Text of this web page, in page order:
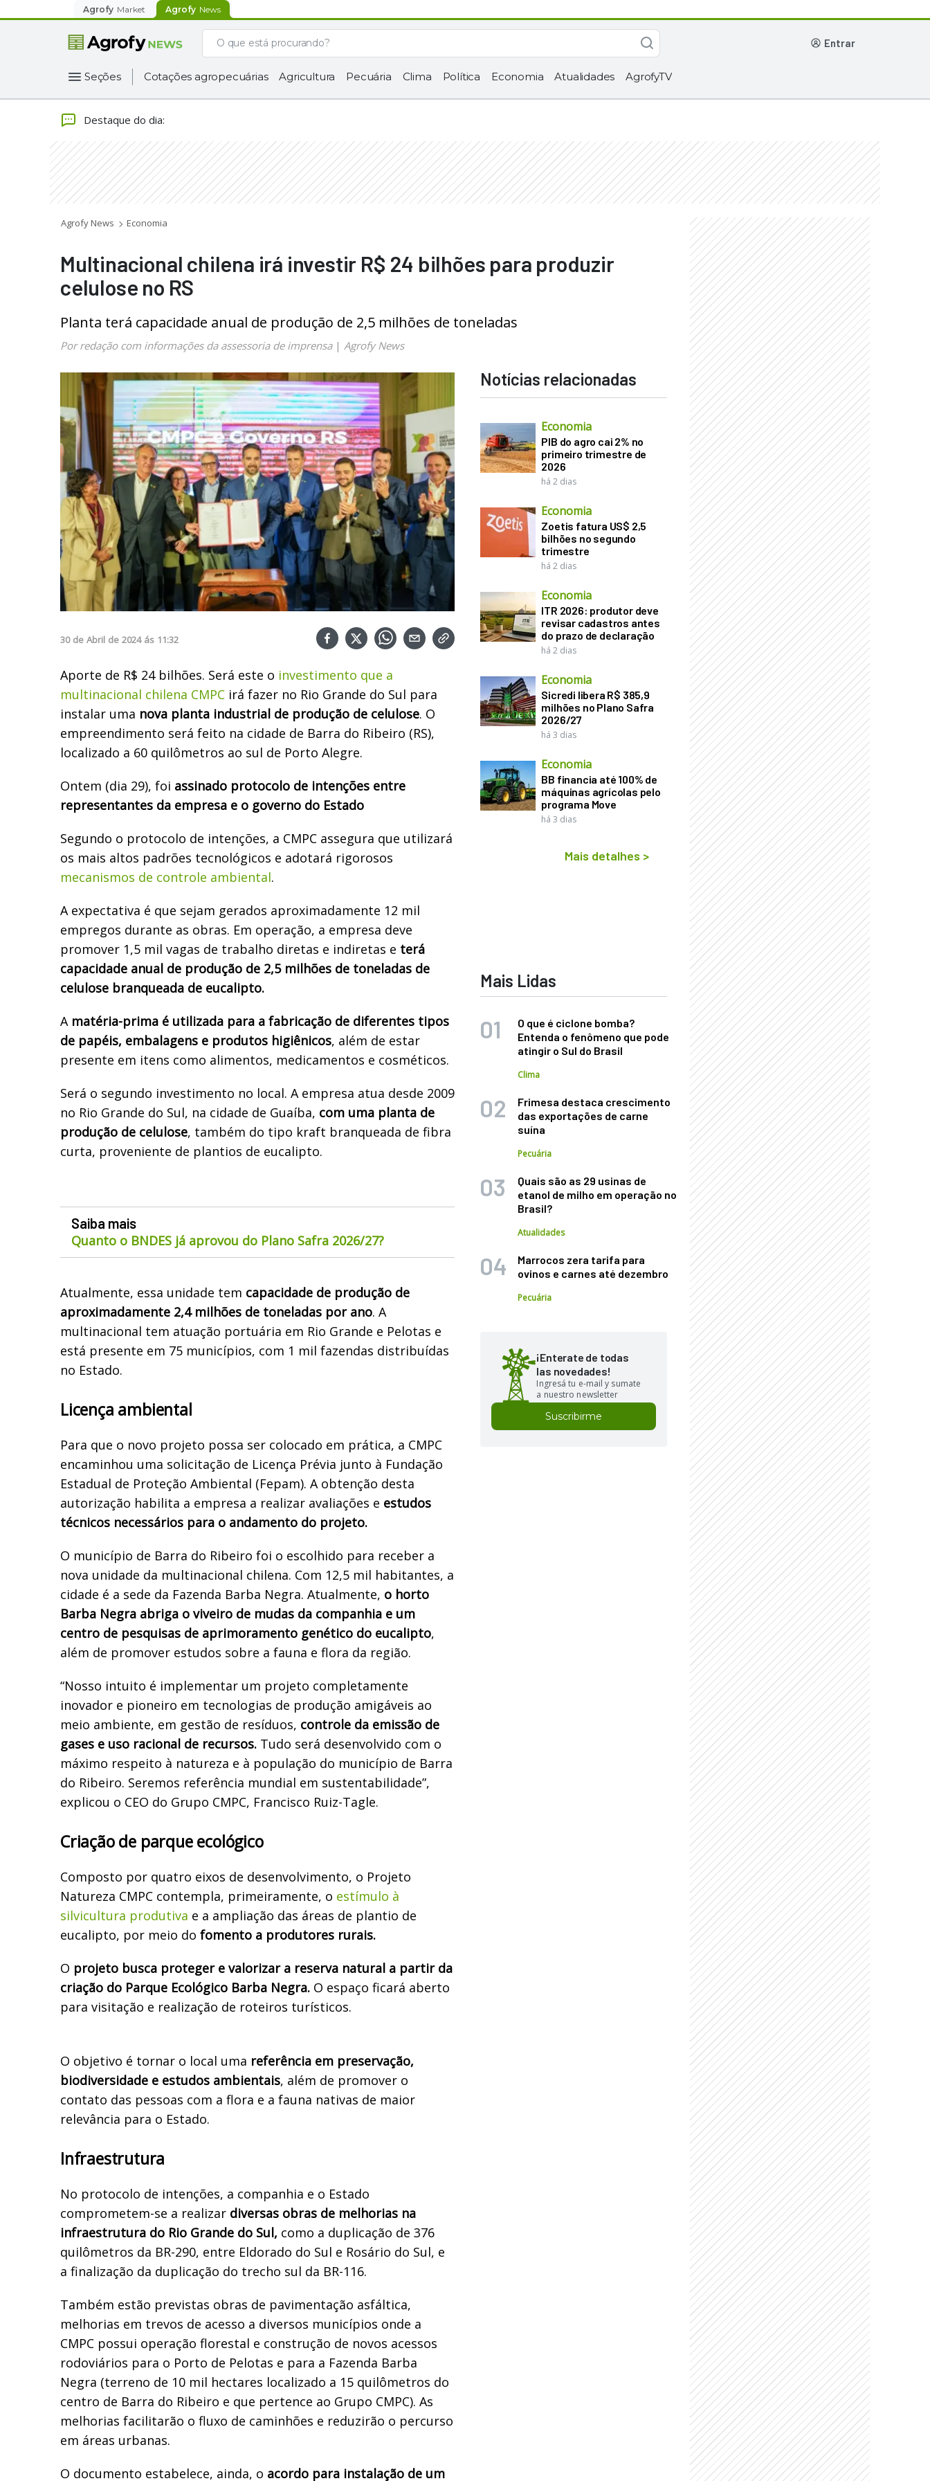
Agrofy Market Agrofy News
entrar
Seções Cotações agropecuárias Agricultura Pecuária Clima Política Economia Atualidades AgrofyTV
Destaque do dia:
Agrofy News Economia
Multinacional chilena irá investir R$ 24 bilhões para produzir
celulose no RS
Planta terá capacidade anual de produção de 2,5 milhões de toneladas
Por redação com informações da assessoria de imprensa| Agrofy News
30 de Abril de 2024 ás 11:32
Aporte de R$ 24 bilhões. Será este o investimento que a
multinacional chilena CMPC irá fazer no Rio Grande do Sul para
instalar uma nova planta industrial de produção de celulose. O
empreendimento será feito na cidade de Barra do Ribeiro (RS),
localizado a 60 quilômetros ao sul de Porto Alegre.
Ontem (dia 29), foi assinado protocolo de intenções entre
representantes da empresa e o governo do Estado
Segundo o protocolo de intenções, a CMPC assegura que utilizará
os mais altos padrões tecnológicos e adotará rigorosos
mecanismos de controle ambiental.
A expectativa é que sejam gerados aproximadamente 12 mil
empregos durante as obras. Em operação, a empresa deve
promover 1,5 mil vagas de trabalho diretas e indiretas e terá
capacidade anual de produção de 2,5 milhões de toneladas de
celulose branqueada de eucalipto.
A matéria-prima é utilizada para a fabricação de diferentes tipos
de papéis, embalagens e produtos higiênicos, além de estar
presente em itens como alimentos, medicamentos e cosméticos.
Será o segundo investimento no local. A empresa atua desde 2009
no Rio Grande do Sul, na cidade de Guaíba, com uma planta de
produção de celulose, também do tipo kraft branqueada de fibra
curta, proveniente de plantios de eucalipto.
Saiba mais
Quanto o BNDES já aprovou do Plano Safra 2026/27?
Atualmente, essa unidade tem capacidade de produção de
aproximadamente 2,4 milhões de toneladas por ano. A
multinacional tem atuação portuária em Rio Grande e Pelotas e
está presente em 75 municípios, com 1 mil fazendas distribuídas
no Estado.
Licença ambiental
Para que o novo projeto possa ser colocado em prática, a CMPC
encaminhou uma solicitação de Licença Prévia junto à Fundação
Estadual de Proteção Ambiental (Fepam). A obtenção desta
autorização habilita a empresa a realizar avaliações e estudos
técnicos necessários para o andamento do projeto.
O município de Barra do Ribeiro foi o escolhido para receber a
nova unidade da multinacional chilena. Com 12,5 mil habitantes, a
cidade é a sede da Fazenda Barba Negra. Atualmente, o horto
Barba Negra abriga o viveiro de mudas da companhia e um
centro de pesquisas de aprimoramento genético do eucalipto,
além de promover estudos sobre a fauna e flora da região.
“Nosso intuito é implementar um projeto completamente
inovador e pioneiro em tecnologias de produção amigáveis ao
meio ambiente, em gestão de resíduos, controle da emissão de
gases e uso racional de recursos. Tudo será desenvolvido com o
máximo respeito à natureza e à população do município de Barra
do Ribeiro. Seremos referência mundial em sustentabilidade”,
explicou o CEO do Grupo CMPC, Francisco Ruiz-Tagle.
Criação de parque ecológico
Composto por quatro eixos de desenvolvimento, o Projeto
Natureza CMPC contempla, primeiramente, o estímulo à
silvicultura produtiva e a ampliação das áreas de plantio de
eucalipto, por meio do fomento a produtores rurais.
O projeto busca proteger e valorizar a reserva natural a partir da
criação do Parque Ecológico Barba Negra. O espaço ficará aberto
para visitação e realização de roteiros turísticos.
O objetivo é tornar o local uma referência em preservação,
biodiversidade e estudos ambientais, além de promover o
contato das pessoas com a flora e a fauna nativas de maior
relevância para o Estado.
Infraestrutura
No protocolo de intenções, a companhia e o Estado
comprometem-se a realizar diversas obras de melhorias na
infraestrutura do Rio Grande do Sul, como a duplicação de 376
quilômetros da BR-290, entre Eldorado do Sul e Rosário do Sul, e
a finalização da duplicação do trecho sul da BR-116.
Também estão previstas obras de pavimentação asfáltica,
melhorias em trevos de acesso a diversos municípios onde a
CMPC possui operação florestal e construção de novos acessos
rodoviários para o Porto de Pelotas e para a Fazenda Barba
Negra (terreno de 10 mil hectares localizado a 15 quilômetros do
centro de Barra do Ribeiro e que pertence ao Grupo CMPC). As
melhorias facilitarão o fluxo de caminhões e reduzirão o percurso
em áreas urbanas.
O documento estabelece, ainda, o acordo para instalação de um
Notícias relacionadas
Economia
PIB do agro cai 2% no
primeiro trimestre de
2026
há 2 dias
Economia
Zoetis fatura US$ 2,5
bilhões no segundo
trimestre
há 2 dias
Economia
ITR 2026: produtor deve
revisar cadastros antes
do prazo de declaração
há 2 dias
Economia
Sicredi libera R$ 385,9
milhões no Plano Safra
2026/27
há 3 dias
Economia
BB financia até 100% de
máquinas agrícolas pelo
programa Move
há 3 dias
Mais detalhes >
Mais Lidas
O que é ciclone bomba?
Entenda o fenômeno que pode
atingir o Sul do Brasil
Clima
Frimesa destaca crescimento
das exportações de carne
suína
Pecuária
Quais são as 29 usinas de
etanol de milho em operação no
Brasil?
Atualidades
Marrocos zera tarifa para
ovinos e carnes até dezembro
Pecuária
¡Enterate de todas
las novedades!
Ingresá tu e-mail y sumate
a nuestro newsletter
Suscribirme